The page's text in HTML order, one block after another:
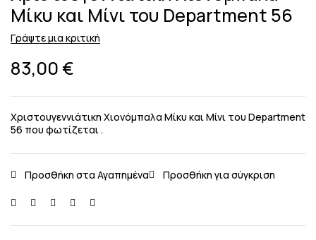
Μίκυ και Μίνι του Department 56
Γράψτε μια κριτική
83,00 €
Χριστουγεννιάτικη Χιονόμπαλα Μίκυ και Μίνι του Department
56 που φωτίζεται .